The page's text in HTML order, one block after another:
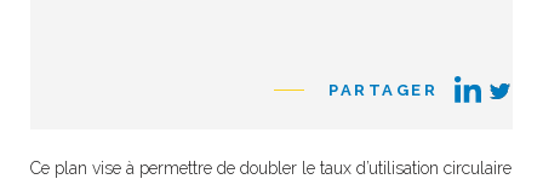
PARTAGER
Ce plan vise à permettre de doubler le taux d’utilisation circulaire